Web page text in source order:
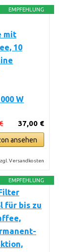
EMPFEHLUNG
mit
10
W
37,00 €
ansehen
Versandkosten
EMPFEHLUNG
für bis zu